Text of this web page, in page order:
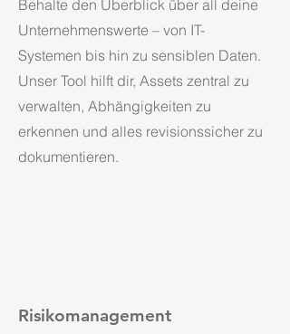
Behalte den Überblick über all deine
Unternehmenswerte – von IT-
Systemen bis hin zu sensiblen Daten.
Unser Tool hilft dir, Assets zentral zu
verwalten, Abhängigkeiten zu
erkennen und alles revisionssicher zu
dokumentieren.
Risikomanagement